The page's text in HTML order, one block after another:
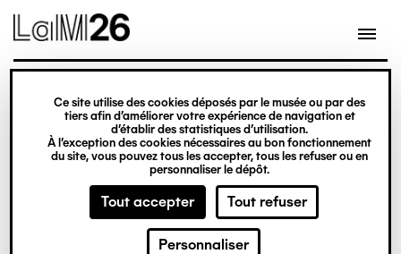
Gestion des cookies
Ce site utilise des cookies déposés par le musée ou par des
tiers afin d’améliorer votre expérience de navigation et
d’établir des statistiques d’utilisation.
À l’exception des cookies nécessaires au bon fonctionnement
du site, vous pouvez tous les accepter, tous les refuser ou en
personnaliser le dépôt.
Tout accepter Tout refuser
Personnaliser
contenu